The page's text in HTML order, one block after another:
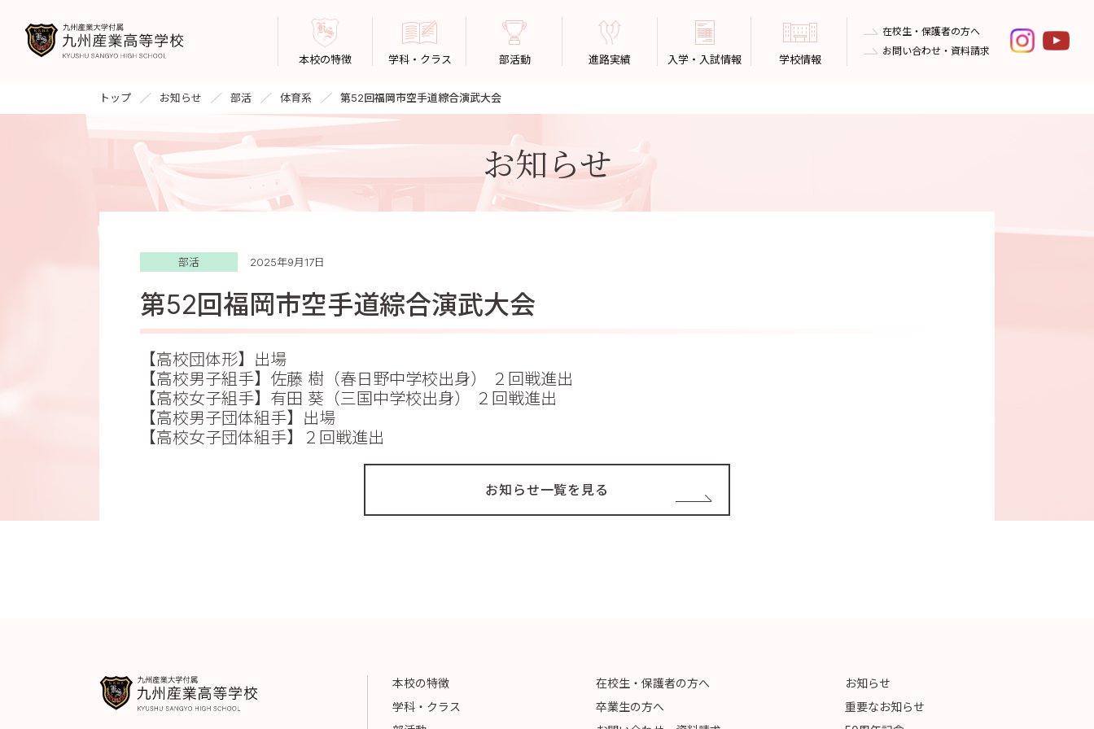
本校の特徴 学科・クラス 部活動 進路実績 入学・入試情報 学校情報
在校生・保護者の方へ
お問い合わせ・資料請求
トップ お知らせ 部活 体育系 第52回福岡市空手道綜合演武大会
お知らせ
部活 2025年9月17日
第52回福岡市空手道綜合演武大会
【高校団体形】出場
【高校男子組手】佐藤 樹（春日野中学校出身） ２回戦進出
【高校女子組手】有田 葵（三国中学校出身） ２回戦進出
【高校男子団体組手】出場
【高校女子団体組手】２回戦進出
お知らせ一覧を見る
本校の特徴
学科・クラス
在校生・保護者の方へ
卒業生の方へ
お知らせ
重要なお知らせ